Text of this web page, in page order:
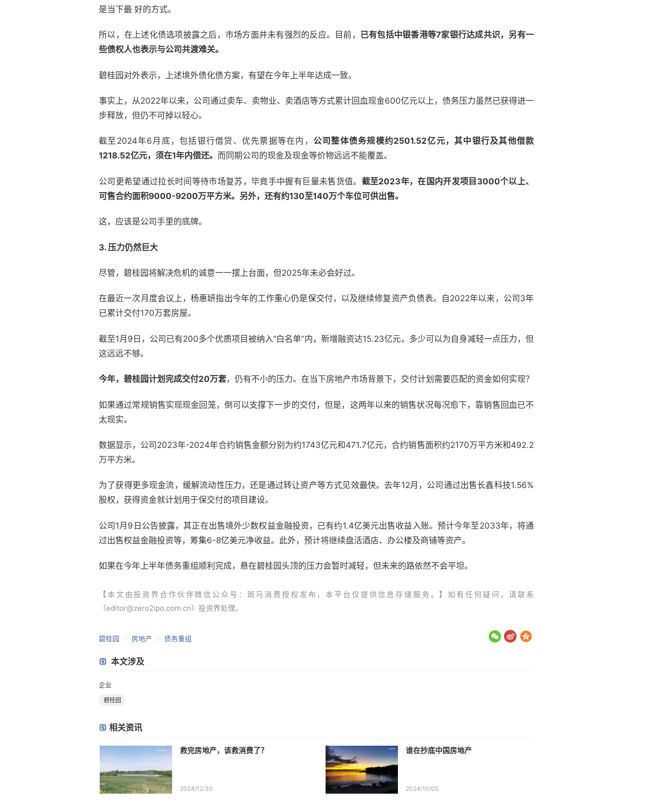
是当下最 好的方式。
所以，在上述化债选项披露之后，市场方面并未有强烈的反应。目前， 已有包括中银香港等7家银行达成共识，另有一
些债权人也表示与公司共渡难关。
碧桂园对外表示，上述境外债化债方案，有望在今年上半年达成一致。
事实上，从2022年以来，公司通过卖车、卖物业、卖酒店等方式累计回血现金600亿元以上，债务压力虽然已获得进一
步释放，但仍不可掉以轻心。
截至2024年6月底，包括银行借贷、优先票据等在内， 公司整体债务规模约2501.52亿元，其中银行及其他借款
1218.52亿元，须在1年内偿还。 而同期公司的现金及现金等价物远远不能覆盖。
公司更希望通过拉长时间等待市场复苏，毕竟手中握有巨量未售货值。 截至2023年，在国内开发项目3000个以上、
可售合约面积9000-9200万平方米。另外，还有约130至140万个车位可供出售。
这，应该是公司手里的底牌。
3. 压力仍然巨大
尽管，碧桂园将解决危机的诚意一一摆上台面，但2025年未必会好过。
在最近一次月度会议上，杨惠妍指出今年的工作重心仍是保交付，以及继续修复资产负债表。自2022年以来，公司3年
已累计交付170万套房屋。
截至1月9日，公司已有200多个优质项目被纳入“白名单”内，新增融资达15.23亿元，多少可以为自身减轻一点压力，但
这远远不够。
今年，碧桂园计划完成交付20万套，仍有不小的压力。在当下房地产市场背景下，交付计划需要匹配的资金如何实现？
如果通过常规销售实现现金回笼，倒可以支撑下一步的交付，但是，这两年以来的销售状况每况愈下，靠销售回血已不
太现实。
数据显示，公司2023年-2024年合约销售金额分别为约1743亿元和471.7亿元，合约销售面积约2170万平方米和492.2
万平方米。
为了获得更多现金流，缓解流动性压力，还是通过转让资产等方式见效最快。去年12月，公司通过出售长鑫科技1.56%
股权，获得资金就计划用于保交付的项目建设。
公司1月9日公告披露，其正在出售境外少数权益金融投资，已有约1.4亿美元出售收益入账。预计今年至2033年，将通
过出售权益金融投资等，筹集6-8亿美元净收益。此外，预计将继续盘活酒店、办公楼及商铺等资产。
如果在今年上半年债务重组顺利完成，悬在碧桂园头顶的压力会暂时减轻，但未来的路依然不会平坦。
【本文由投资界合作伙伴微信公众号：斑马消费授权发布，本平台仅提供信息存储服务。】如有任何疑问，请联系
（editor@zero2ipo.com.cn）投资界处理。
碧桂园 房地产 债务重组
本文涉及
企业
碧桂园
相关资讯
救完房地产，该救消费了？
2024/12/30
谁在抄底中国房地产
2024/10/05